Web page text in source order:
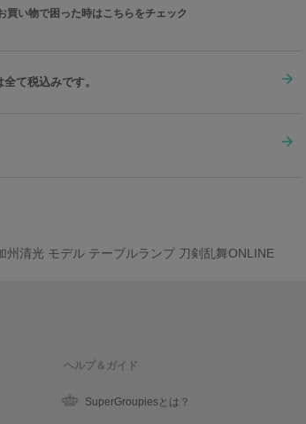
買い物で困った時はこちらをチェック
て税込みです。
州清光 モデル テーブルランプ 刀剣乱舞ONLINE
ヘルプ＆ガイド
SuperGroupiesとは？